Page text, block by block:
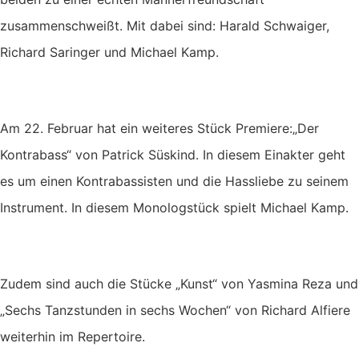
zusammenschweißt. Mit dabei sind: Harald Schwaiger,
Richard Saringer und Michael Kamp.
Am 22. Februar hat ein weiteres Stück Premiere:„Der
Kontrabass“ von Patrick Süskind. In diesem Einakter geht
es um einen Kontrabassisten und die Hassliebe zu seinem
Instrument. In diesem Monologstück spielt Michael Kamp.
Zudem sind auch die Stücke „Kunst“ von Yasmina Reza und
„Sechs Tanzstunden in sechs Wochen“ von Richard Alfiere
weiterhin im Repertoire.